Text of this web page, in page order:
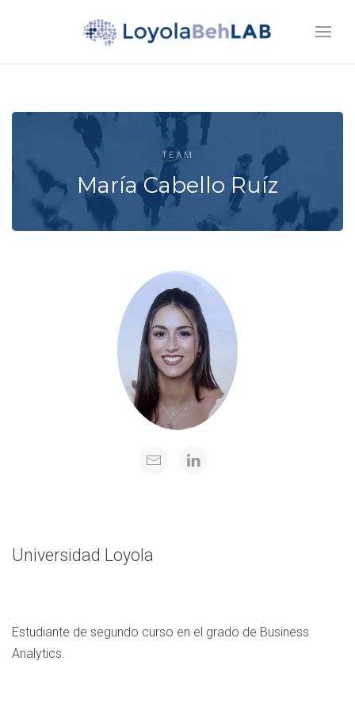
TEAM
María Cabello Ruíz
Universidad Loyola
Estudiante de segundo curso en el grado de Business
Analytics.